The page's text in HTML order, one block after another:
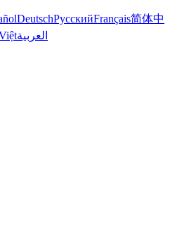
DeutschРусскийFrançais简体中
العربية